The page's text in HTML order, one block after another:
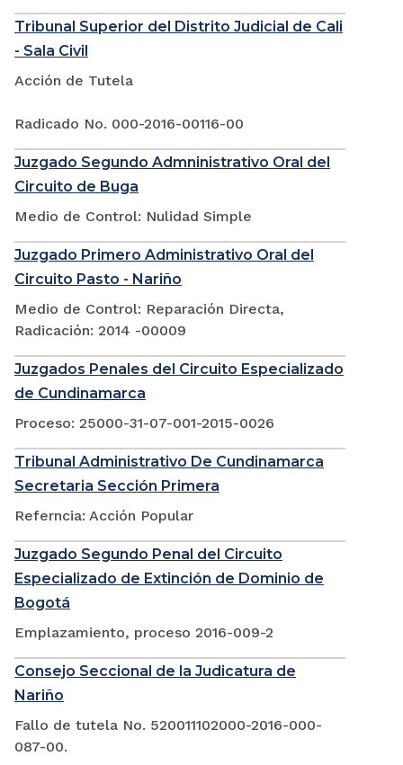
Tribunal Superior del Distrito Judicial de Cali
- Sala Civil
Acción de Tutela
Radicado No. 000-2016-00116-00
Juzgado Segundo Admninistrativo Oral del
Circuito de Buga
Medio de Control: Nulidad Simple
Juzgado Primero Administrativo Oral del
Circuito Pasto - Nariño
Medio de Control: Reparación Directa,
Radicación: 2014 -00009
Juzgados Penales del Circuito Especializado
de Cundinamarca
Proceso: 25000-31-07-001-2015-0026
Tribunal Administrativo De Cundinamarca
Secretaria Sección Primera
Referncia: Acción Popular
Juzgado Segundo Penal del Circuito
Especializado de Extinción de Dominio de
Bogotá
Emplazamiento, proceso 2016-009-2
Consejo Seccional de la Judicatura de
Nariño
Fallo de tutela No. 520011102000-2016-000-
087-00.